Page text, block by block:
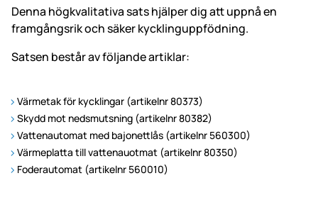
Denna högkvalitativa sats hjälper dig att uppnå en
framgångsrik och säker kycklinguppfödning.
Satsen består av följande artiklar:
Värmetak för kycklingar (artikelnr 80373)
Skydd mot nedsmutsning (artikelnr 80382)
Vattenautomat med bajonettlås (artikelnr 560300)
Värmeplatta till vattenauotmat (artikelnr 80350)
Foderautomat (artikelnr 560010)